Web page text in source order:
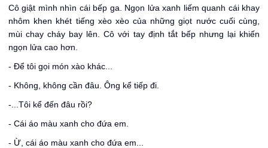
Cô giật mình nhìn cái bếp ga. Ngọn lửa xanh liếm quanh cái khay
nhôm khen khét tiếng xèo xèo của những giọt nước cuối cùng,
mùi chay cháy bay lên. Cô với tay định tắt bếp nhưng lại khiến
ngọn lửa cao hơn.
- Để tôi gọi món xào khác...
- Không, không cần đâu. Ông kể tiếp đi.
-...Tôi kể đến đâu rồi?
- Cái áo màu xanh cho đứa em.
- Ừ, cái áo màu xanh cho đứa em...